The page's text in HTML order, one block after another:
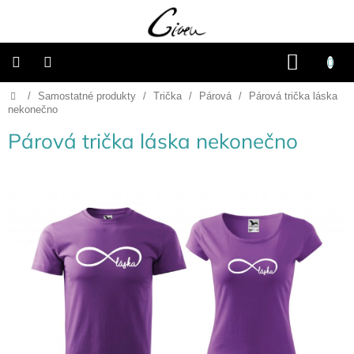
KOŠÍK
Připravené
dárkové
Vánoce
Svatba
Domů
/ Samostatné produkty / Trička / Párová /
Párová trička láska
nekonečno
Párová trička láska nekonečno